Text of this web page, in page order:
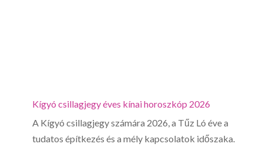
éves kínai horoszkóp 2026
számára 2026, a Tűz Ló éve a
és a mély kapcsolatok időszaka.
Nyúl csillagjegy éves
A Nyúl csillagjegy
gyűjtés és a növekedés